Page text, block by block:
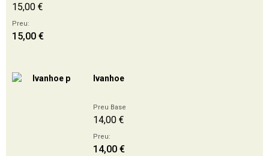
15,00 €
Preu:
15,00 €
Ivanhoe
Preu Base
14,00 €
Preu:
14,00 €